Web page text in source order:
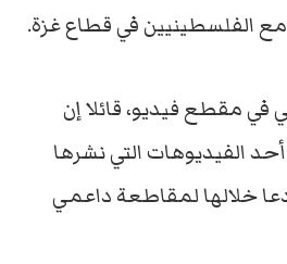
الفلسطينيين في قطاع غزة.
في مقطع فيديو، قائلا إن
الفيديوهات التي نشرها
خلالها لمقاطعة داعمي